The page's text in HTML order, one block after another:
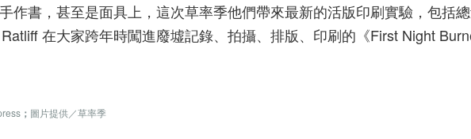
作書，甚至是面具上，這次草率季他們帶來最新的活版印刷實驗，包括
在大家跨年時闖進廢墟記錄、拍攝、排版、印刷的《First Night
； 圖片提供／草率季